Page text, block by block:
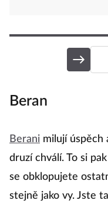
Beran
Berani milují úspěch
druzí chválí. To si
se obklopujete
stejně jako vy. Jste